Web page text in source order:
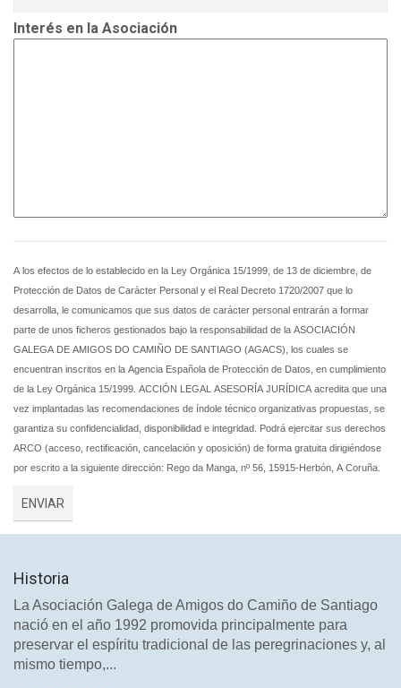
Interés en la Asociación
A los efectos de lo establecido en la Ley Orgánica 15/1999, de 13 de diciembre, de
Protección de Datos de Carácter Personal y el Real Decreto 1720/2007 que lo
desarrolla, le comunicamos que sus datos de carácter personal entrarán a formar
parte de unos ficheros gestionados bajo la responsabilidad de la ASOCIACIÓN
GALEGA DE AMIGOS DO CAMIÑO DE SANTIAGO (AGACS), los cuales se
encuentran inscritos en la Agencia Española de Protección de Datos, en cumplimiento
de la Ley Orgánica 15/1999. ACCIÓN LEGAL ASESORÍA JURÍDICA acredita que una
vez implantadas las recomendaciones de índole técnico organizativas propuestas, se
garantiza su confidencialidad, disponibilidad e integridad. Podrá ejercitar sus derechos
ARCO (acceso, rectificación, cancelación y oposición) de forma gratuita dirigiéndose
por escrito a la siguiente dirección: Rego da Manga, nº 56, 15915-Herbón, A Coruña.
Historia
La Asociación Galega de Amigos do Camiño de Santiago
nació en el año 1992 promovida principalmente para
preservar el espíritu tradicional de las peregrinaciones y, al
mismo tiempo,...